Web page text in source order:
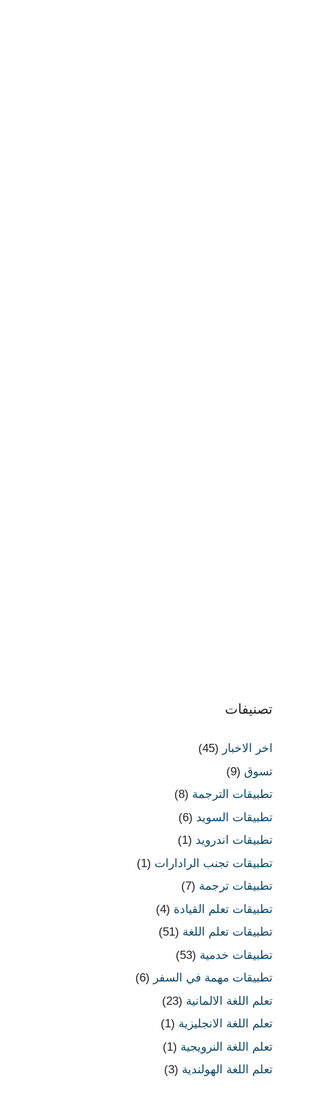
تصنيفات
اخر الاخبار (45)
تسوق (9)
تطبيقات الترجمة (8)
تطبيقات السويد (6)
تطبيقات اندرويد (1)
تطبيقات تجنب الرادارات (1)
تطبيقات ترجمة (7)
تطبيقات تعلم القيادة (4)
تطبيقات تعلم اللغة (51)
تطبيقات خدمية (53)
تطبيقات مهمة في السفر (6)
تعلم اللغة الالمانية (23)
تعلم اللغة الانجليزية (1)
تعلم اللغة النرويجية (1)
تعلم اللغة الهولندية (3)